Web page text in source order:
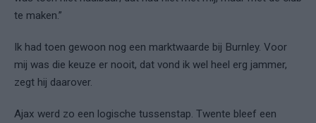
te maken.”
Ik had toen gewoon nog een marktwaarde bij Burnley. Voor
mij was die keuze er nooit, dat vond ik wel heel erg jammer,
zegt hij daarover.
Ajax werd zo een logische tussenstap. Twente bleef een